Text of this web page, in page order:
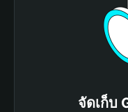
จัดเก็บ